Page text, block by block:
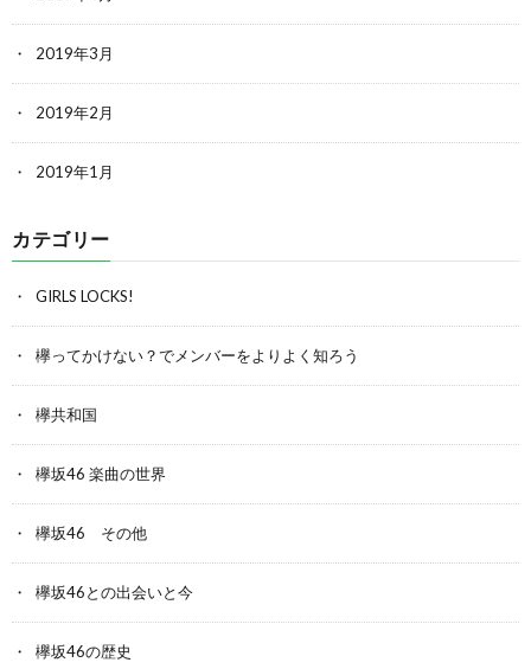
2019年3月
2019年2月
2019年1月
カテゴリー
GIRLS LOCKS!
欅ってかけない？でメンバーをよりよく知ろう
欅共和国
欅坂46 楽曲の世界
欅坂46 その他
欅坂46との出会いと今
欅坂46の歴史